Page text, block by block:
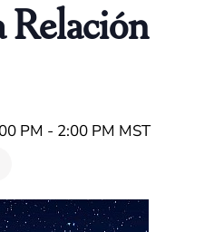
PM - 2:00 PM MST